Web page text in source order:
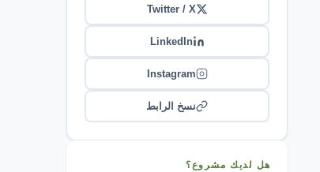
Twitter / X
LinkedIn
Instagram
نسخ الرابط
هل لديك مشروع؟